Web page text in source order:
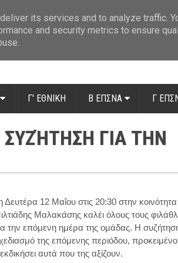
Γ' ΕΘΝΙΚΗ Β ΕΠΣΝΑ Γ
ΓΙΑ ΤΗΝ
Δευτέρα 12 Μαΐου στις 20:30 στην
Μαλακάσης καλέι όλους τους
την επόμενη ημέρα της ομάδας. Η συζήτηση
της επόμενης περιόδου,
αυτά που της αξίζουν.
its services and to analyze traffic.
and security metrics to ensure